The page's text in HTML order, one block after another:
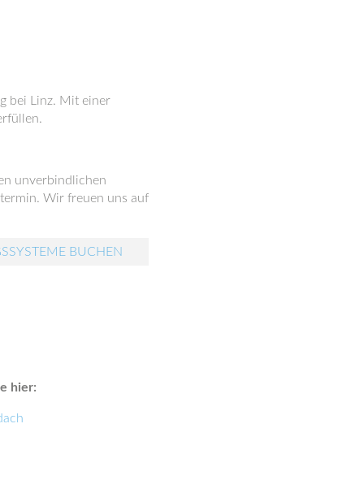
bei Linz. Mit einer
unverbindlichen
Wir freuen uns auf
BUCHEN
hier: